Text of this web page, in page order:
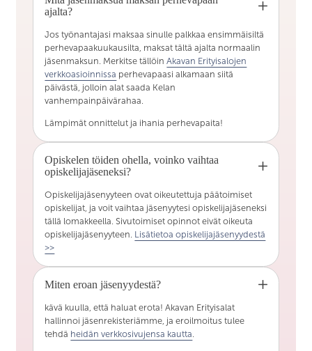
ajalta?
Jos työnantajasi maksaa sinulle palkkaa ensimmäisiltä
perhevapaakuukausilta, maksat tältä ajalta normaalin
jäsenmaksun. Merkitse tällöinAkavan Erityisalojen
verkkoasioinnissa perhevapaasi alkamaan siitä
päivästä, jolloin alat saada Kelan
vanhempainpäivärahaa.
Lämpimät onnittelut ja ihania perhevapaita!
Opiskelen töiden ohella, voinko vaihtaa
opiskelijajäseneksi?
Opiskelijajäsenyyteen ovat oikeutettuja päätoimiset
opiskelijat, ja voit vaihtaa jäsenyytesi opiskelijajäseneksi
tällä lomakkeella. Sivutoimiset opinnot eivät oikeuta
opiskelijajäsenyyteen. Lisätietoa opiskelijajäsenyydestä
>>
Miten eroan jäsenyydestä?
kävä kuulla, että haluat erota! Akavan Erityisalat
hallinnoi jäsenrekisteriämme, ja eroilmoitus tulee
tehdä heidän verkkosivujensa kautta.